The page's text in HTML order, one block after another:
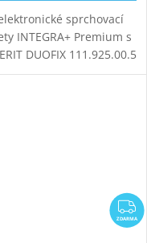
sprchovací
INTEGRA+ Premium s
DUOFIX 111.925.00.5
pro závěsné WC.
ZDARMA